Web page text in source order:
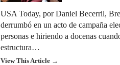
USA Today, por Daniel Becerril,
derrumbó en un acto de campaña
personas e hiriendo a docenas
estructura…
View This Article →